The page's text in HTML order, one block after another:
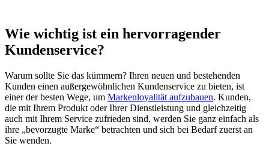
Wie wichtig ist ein hervorragender
Kundenservice?
Warum sollte Sie das kümmern? Ihren neuen und bestehenden
Kunden einen außergewöhnlichen Kundenservice zu bieten, ist
einer der besten Wege, um Markenloyalität aufzubauen. Kunden,
die mit Ihrem Produkt oder Ihrer Dienstleistung und gleichzeitig
auch mit Ihrem Service zufrieden sind, werden Sie ganz einfach als
ihre „bevorzugte Marke“ betrachten und sich bei Bedarf zuerst an
Sie wenden.